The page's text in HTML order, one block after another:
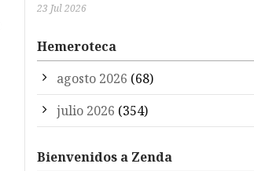
23 Jul 2026
Hemeroteca
agosto 2026 (68)
julio 2026 (354)
Bienvenidos a Zenda